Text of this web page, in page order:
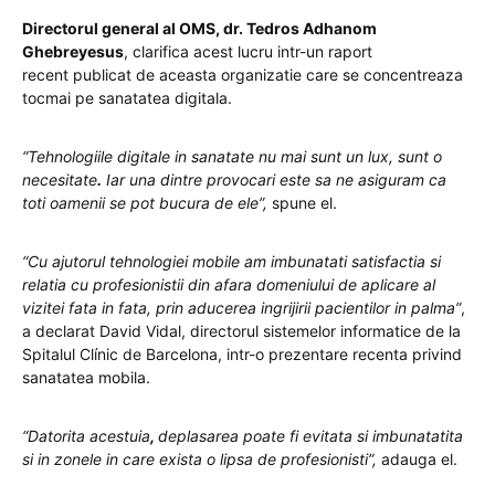
Directorul general al OMS, dr. Tedros Adhanom
Ghebreyesus, clarifica acest lucru intr-un raport
recent publicat de aceasta organizatie care se concentreaza
tocmai pe sanatatea digitala.
“Tehnologiile digitale in sanatate nu mai sunt un lux, sunt o
necesitate. Iar una dintre provocari este sa ne asiguram ca
toti oamenii se pot bucura de ele”, spune el.
“Cu ajutorul tehnologiei mobile am imbunatati satisfactia si
relatia cu profesionistii din afara domeniului de aplicare al
vizitei fata in fata, prin aducerea ingrijirii pacientilor in palma”,
a declarat David Vidal, directorul sistemelor informatice de la
Spitalul Clínic de Barcelona, intr-o prezentare recenta privind
sanatatea mobila.
“Datorita acestuia, deplasarea poate fi evitata si imbunatatita
si in zonele in care exista o lipsa de profesionisti”, adauga el.